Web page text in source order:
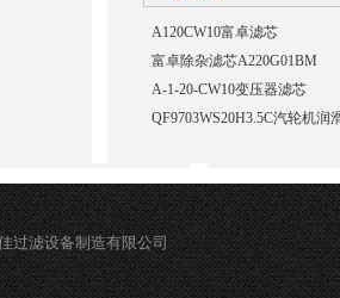
A120CW10富卓滤芯
富卓除杂滤芯A220G01BM
A-1-20-CW10变压器滤芯
QF9703WS20H3.5C汽轮机润
过滤设备制造有限公司